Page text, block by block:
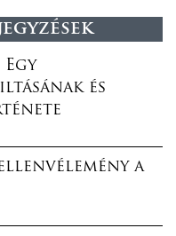
és
ellenvélemény a